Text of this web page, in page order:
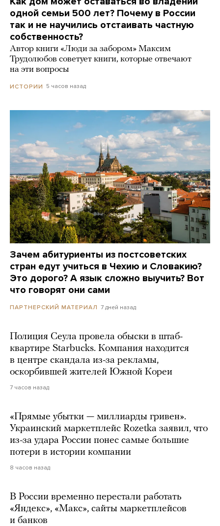
одной семьи 500 лет? Почему в России
так и не научились отстаивать частную
собственность?
Автор книги «Люди за забором» Максим
Трудолюбов советует книги, которые отвечают
на эти вопросы
ИСТОРИИ 5 часов назад
Зачем абитуриенты из постсоветских
стран едут учиться в Чехию и Словакию?
Это дорого? А язык сложно выучить? Вот
что говорят они сами
ПАРТНЕРСКИЙ МАТЕРИАЛ 7 дней назад
Полиция Сеула провела обыски в штаб-
квартире Starbucks. Компания находится
в центре скандала из-за рекламы,
оскорбившей жителей Южной Кореи
7 часов назад
«Прямые убытки — миллиарды гривен».
Украинский маркетплейс Rozetka заявил, что
из-за удара России понес самые большие
потери в истории компании
8 часов назад
В России временно перестали работать
«Яндекс», «Макс», сайты маркетплейсов
и банков